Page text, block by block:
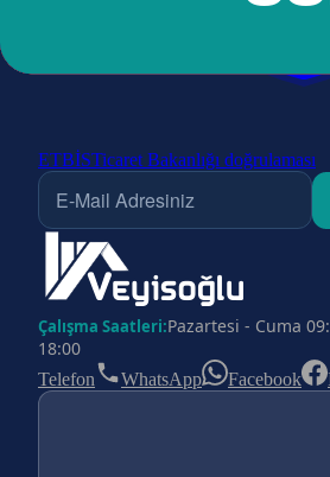
ETBİSTicaret Bakanlığı doğrulaması
Çalışma Saatleri:Pazartesi - Cuma
18:00
Telefon WhatsApp Facebook